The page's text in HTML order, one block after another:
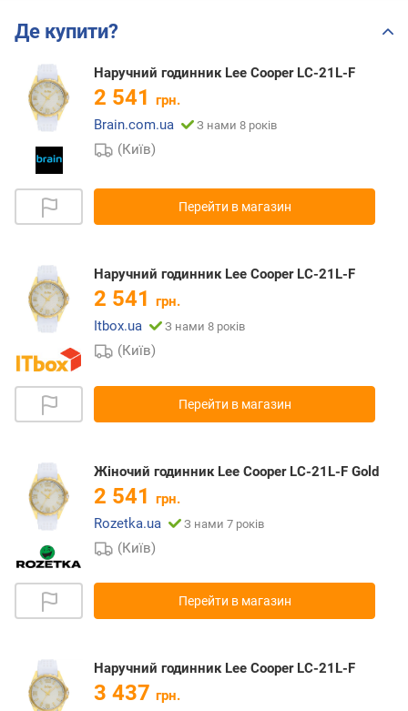
Де купити?
Наручний годинник Lee Cooper LC-21L-F
2 541 грн.
Brain.com.ua
З нами 8 років
(Київ)
Перейти в магазин
Наручний годинник Lee Cooper LC-21L-F
2 541 грн.
Itbox.ua
З нами 8 років
(Київ)
Перейти в магазин
Жіночий годинник Lee Cooper LC-21L-F Gold
2 541 грн.
Rozetka.ua
З нами 7 років
(Київ)
Перейти в магазин
Наручний годинник Lee Cooper LC-21L-F
3 437 грн.